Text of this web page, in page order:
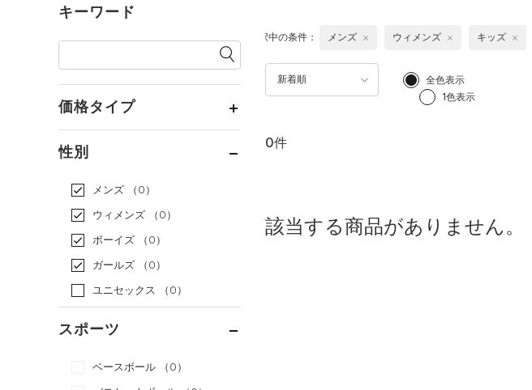
キーワード
価格タイプ
性別
メンズ
（0）
ウィメンズ
（0）
ボーイズ
（0）
ガールズ
（0）
ユニセックス
（0）
スポーツ
ベースボール
（0）
新着順
全色表示
1色表示
選択中の条件： メンズ ウィメンズ キッズ
0件
該当する商品がありません。